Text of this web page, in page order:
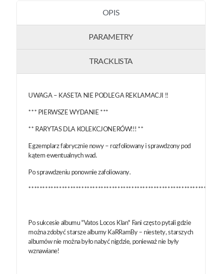
OPIS
PARAMETRY
TRACKLISTA
UWAGA – KASETA NIE PODLEGA REKLAMACJI !!
*** PIERWSZE WYDANIE ***
** RARYTAS DLA KOLEKCJONERÓW!!! **
Egzemplarz fabrycznie nowy – rozfoliowany i sprawdzony pod
kątem ewentualnych wad.
Po sprawdzeniu ponownie zafoliowany.
Po sukcesie albumu "Vatos Locos Klan" Fani często pytali gdzie
można zdobyć starsze albumy KaRRamBy – niestety, starszych
albumów nie można było nabyć nigdzie, ponieważ nie były
wznawiane!